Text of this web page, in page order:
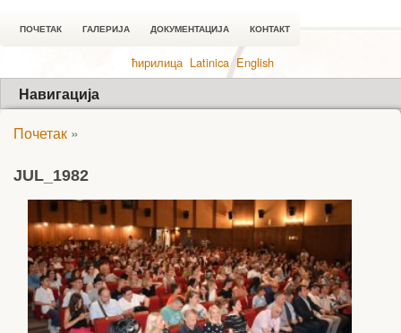
ПОЧЕТАК ГАЛЕРИЈА ДОКУМЕНТАЦИЈА КОНТАКТ
ћирилица Latinica English
Навигација
Почетак »
JUL_1982